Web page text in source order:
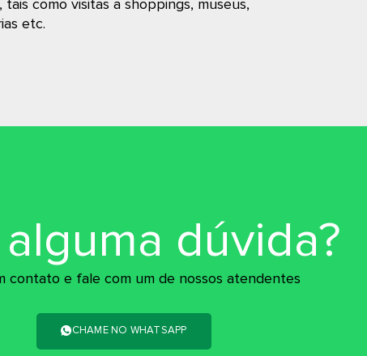
como visitas a shoppings, museus,
etc.
dúvida?
contato e fale com um de nossos atendentes
CHAME NO WHATSAPP